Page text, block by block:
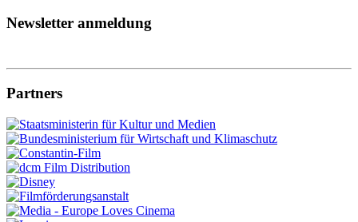
Newsletter anmeldung
Partners